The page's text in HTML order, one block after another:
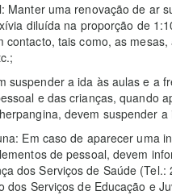
Manter uma renovação de ar
diluída na proporção de
contacto, tais como, as
suspender a ida às aulas e a
e das crianças, quando
devem suspender
Em caso de aparecer uma
de pessoal, devem
dos Serviços de Saúde
dos Serviços de Educação e